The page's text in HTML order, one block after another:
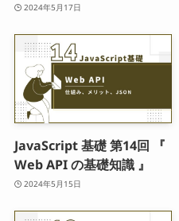
2024年5月17日
JavaScript 基礎 第14回 『
Web API の基礎知識 』
2024年5月15日